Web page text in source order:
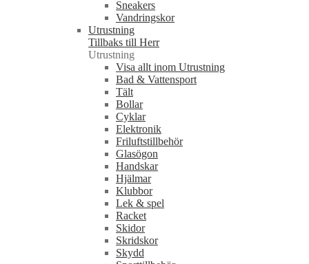
Sneakers
Vandringskor
Utrustning
Tillbaks till Herr
Utrustning
Visa allt inom Utrustning
Bad & Vattensport
Tält
Bollar
Cyklar
Elektronik
Friluftstillbehör
Glasögon
Handskar
Hjälmar
Klubbor
Lek & spel
Racket
Skidor
Skridskor
Skydd